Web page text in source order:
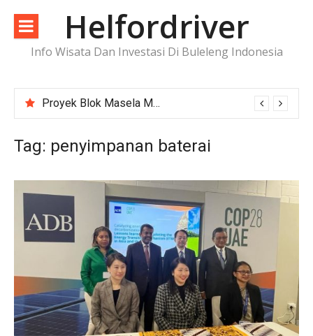
konten
Helfordriver
Info Wisata Dan Investasi Di Buleleng Indonesia
Proyek Blok Masela Makin Dekat ke FID, Investasi Raksasa Siap Menggerakkan Industri Energi
Tag: penyimpanan baterai